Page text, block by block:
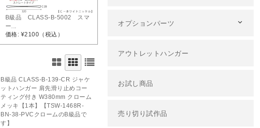
B級品 CLASS-B-5002 スマ
ー...
価格: ¥2100 （税込）
SOLD OUT
この商品へのお問い合わせ
B級品 CLASS-B-139-CR ジャケ
ットハンガー 肩先滑り止めコー
ティング付き W380mm クローム
メッキ【1本】【TSW-1468R-
BN-38-PVCクロームのB級品で
す】
オプションパーツ
アウトレットハンガー
お試し商品
売り切り試作品